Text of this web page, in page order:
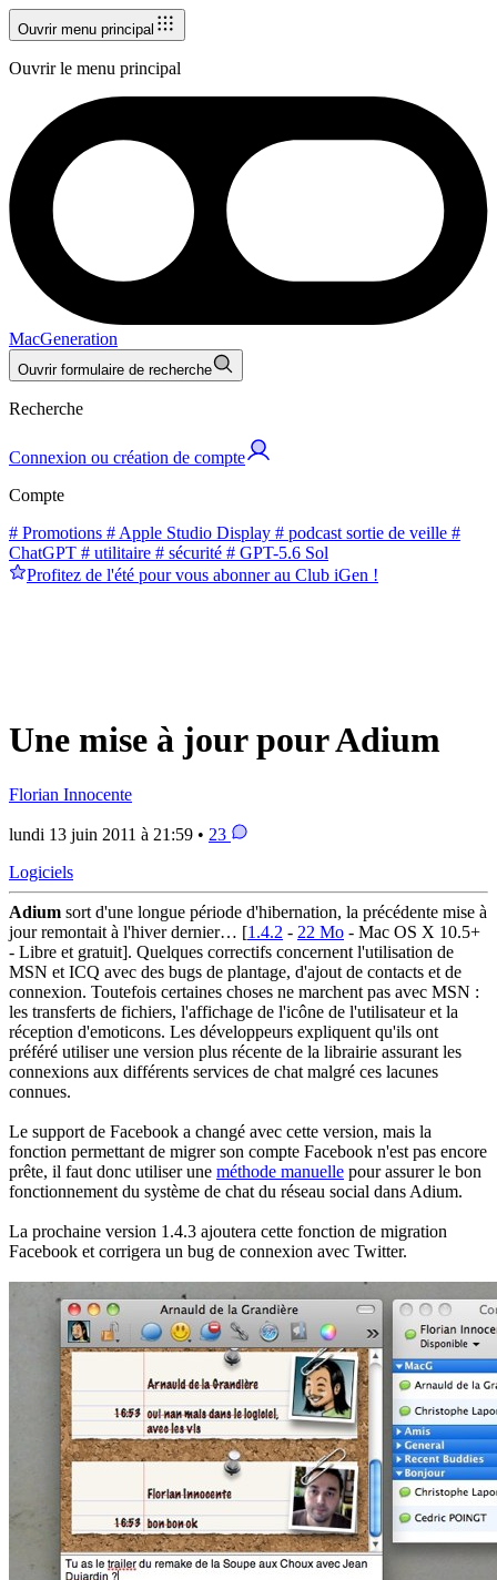
Ouvrir menu principal
Ouvrir le menu principal
MacGeneration
Ouvrir formulaire de recherche
Recherche
Connexion ou création de compte
Compte
# Promotions # Apple Studio Display # podcast sortie de veille #
ChatGPT # utilitaire # sécurité # GPT-5.6 Sol
Profitez de l'été pour vous abonner au Club iGen !
Une mise à jour pour Adium
Florian Innocente
lundi 13 juin 2011 à 21:59 • 23
Logiciels
Adium sort d'une longue période d'hibernation, la précédente mise à
jour remontait à l'hiver dernier… [1.4.2 - 22 Mo - Mac OS X 10.5+
- Libre et gratuit]. Quelques correctifs concernent l'utilisation de
MSN et ICQ avec des bugs de plantage, d'ajout de contacts et de
connexion. Toutefois certaines choses ne marchent pas avec MSN :
les transferts de fichiers, l'affichage de l'icône de l'utilisateur et la
réception d'emoticons. Les développeurs expliquent qu'ils ont
préféré utiliser une version plus récente de la librairie assurant les
connexions aux différents services de chat malgré ces lacunes
connues.
Le support de Facebook a changé avec cette version, mais la
fonction permettant de migrer son compte Facebook n'est pas encore
prête, il faut donc utiliser une méthode manuelle pour assurer le bon
fonctionnement du système de chat du réseau social dans Adium.
La prochaine version 1.4.3 ajoutera cette fonction de migration
Facebook et corrigera un bug de connexion avec Twitter.